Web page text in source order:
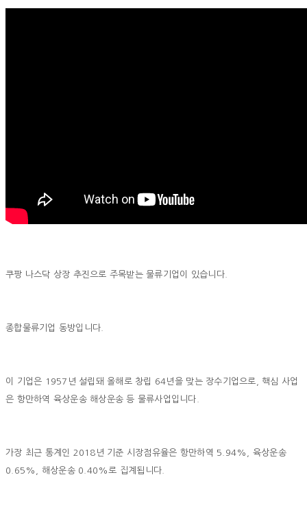
쿠팡 나스닥 상장 추진으로 주목받는 물류기업이 있습니다.
종합물류기업 동방입니다.
이 기업은 1957년 설립돼 올해로 창립 64년을 맞는 장수기업으로, 핵심 사업
은 항만하역 육상운송 해상운송 등 물류사업입니다.
가장 최근 통계인 2018년 기준 시장점유율은 항만하역 5.94%, 육상운송
0.65%, 해상운송 0.40%로 집계됩니다.